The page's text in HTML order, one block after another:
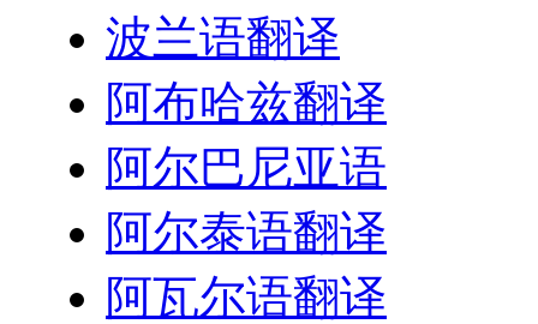
波兰语翻译
阿布哈兹翻译
阿尔巴尼亚语
阿尔泰语翻译
阿瓦尔语翻译